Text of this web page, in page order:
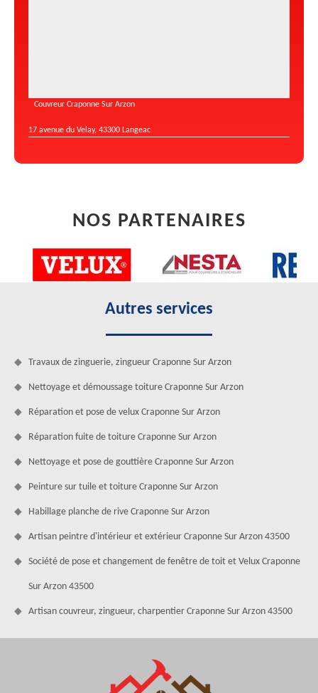
Couvreur Craponne Sur Arzon
17 avenue du Velay, 43300 Langeac
NOS PARTENAIRES
Autres services
Travaux de zinguerie, zingueur Craponne Sur Arzon
Nettoyage et démoussage toiture Craponne Sur Arzon
Réparation et pose de velux Craponne Sur Arzon
Réparation fuite de toiture Craponne Sur Arzon
Nettoyage et pose de gouttière Craponne Sur Arzon
Peinture sur tuile et toiture Craponne Sur Arzon
Habillage planche de rive Craponne Sur Arzon
Artisan peintre d'intérieur et extérieur Craponne Sur Arzon 43500
Société de pose et changement de fenêtre de toit et Velux Craponne
Sur Arzon 43500
Artisan couvreur, zingueur, charpentier Craponne Sur Arzon 43500